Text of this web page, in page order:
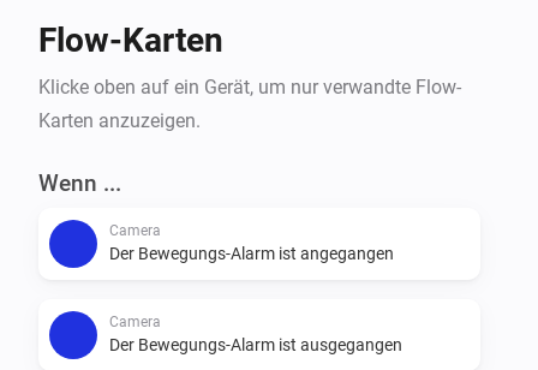
Flow-Karten
Klicke oben auf ein Gerät, um nur verwandte Flow-
Karten anzuzeigen.
Wenn ...
Camera
Der Bewegungs-Alarm ist angegangen
Camera
Der Bewegungs-Alarm ist ausgegangen